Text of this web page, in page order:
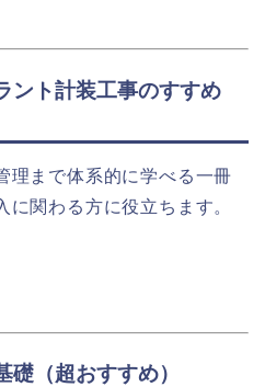
ト計装工事のすすめ
理まで体系的に学べる一冊
関わる方に役立ちます。
（超おすすめ）